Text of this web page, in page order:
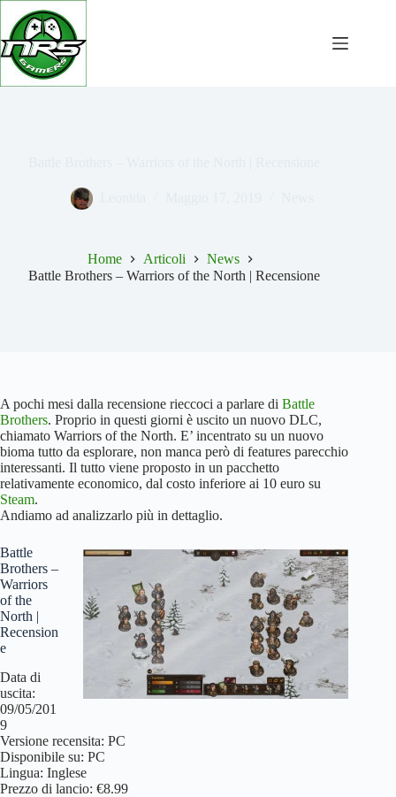
Salta
contenuto
Home Articoli
News
Battle Brothers – Warriors of the North | Recensione
A pochi mesi dalla recensione rieccoci a parlare di Battle
Brothers. Proprio in questi giorni è uscito un nuovo DLC,
chiamato Warriors of the North. E’ incentrato su un nuovo
bioma tutto da esplorare, non manca però di features parecchio
interessanti. Il tutto viene proposto in un pacchetto
relativamente economico, dal costo inferiore ai 10 euro su
Steam.
Andiamo ad analizzarlo più in dettaglio.
Battle
Brothers –
Warriors
of the
North |
Recension
e
Data di
uscita:
09/05/201
9
Versione recensita: PC
Disponibile su: PC
Lingua: Inglese
Prezzo di lancio: €8.99